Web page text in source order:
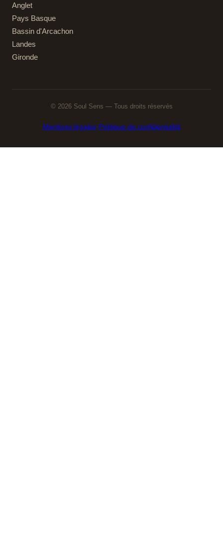
Anglet
Pays Basque
Bassin d'Arcachon
Landes
Gironde
© 2026 Soul Sens — Tous droits réservés
Mentions légales·Politique de confidentialité